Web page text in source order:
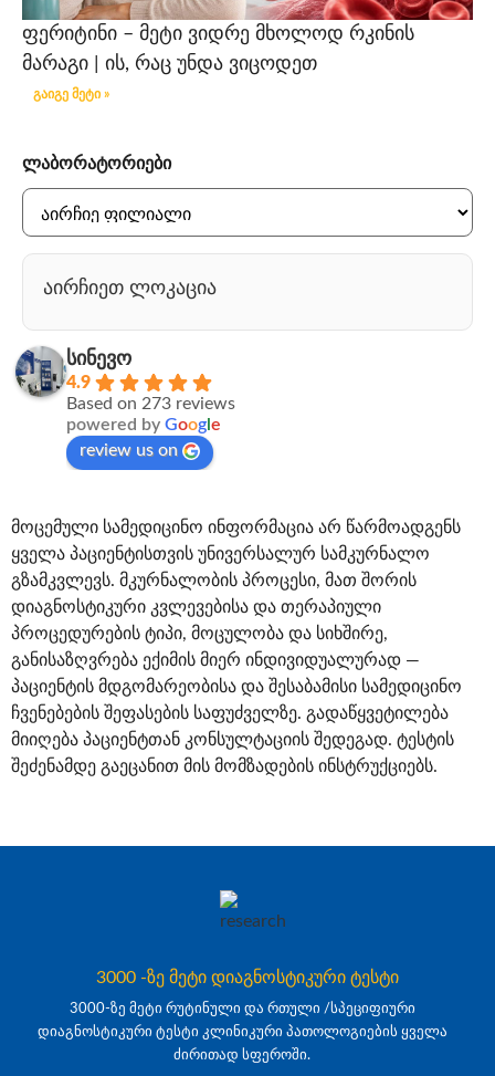
ფერიტინი – მეტი ვიდრე მხოლოდ რკინის
მარაგი | ის, რაც უნდა ვიცოდეთ
გაიგე მეტი »
ლაბორატორიები
აირჩიეთ ლოკაცია
სინევო
4.9
Based on 273 reviews
powered by Goog e
review us on
მოცემული სამედიცინო ინფორმაცია არ წარმოადგენს
ყველა პაციენტისთვის უნივერსალურ სამკურნალო
გზამკვლევს. მკურნალობის პროცესი, მათ შორის
დიაგნოსტიკური კვლევებისა და თერაპიული
პროცედურების ტიპი, მოცულობა და სიხშირე,
განისაზღვრება ექიმის მიერ ინდივიდუალურად —
პაციენტის მდგომარეობისა და შესაბამისი სამედიცინო
ჩვენებების შეფასების საფუძველზე. გადაწყვეტილება
მიიღება პაციენტთან კონსულტაციის შედეგად. ტესტის
შეძენამდე გაეცანით მის მომზადების ინსტრუქციებს.
3000 -ზე მეტი დიაგნოსტიკური ტესტი
3000-ზე მეტი რუტინული და რთული /სპეციფიური
დიაგნოსტიკური ტესტი კლინიკური პათოლოგიების ყველა
ძირითად სფეროში.